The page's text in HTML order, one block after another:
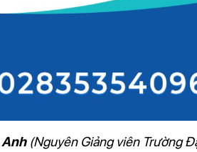
Anh(Nguyên Giảng viên Trường